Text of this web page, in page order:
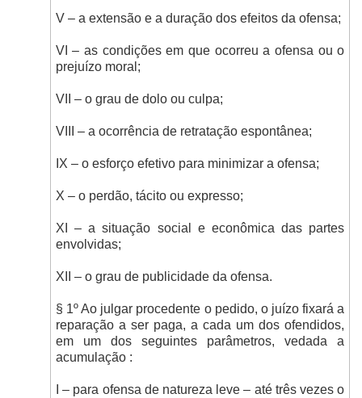
V – a extensão e a duração dos efeitos da ofensa;
VI – as condições em que ocorreu a ofensa ou o
prejuízo moral;
VII – o grau de dolo ou culpa;
VIII – a ocorrência de retratação espontânea;
IX – o esforço efetivo para minimizar a ofensa;
X – o perdão, tácito ou expresso;
XI – a situação social e econômica das partes
envolvidas;
XII – o grau de publicidade da ofensa.
§ 1º Ao julgar procedente o pedido, o juízo fixará a
reparação a ser paga, a cada um dos ofendidos,
em um dos seguintes parâmetros, vedada a
acumulação :
I – para ofensa de natureza leve – até três vezes o